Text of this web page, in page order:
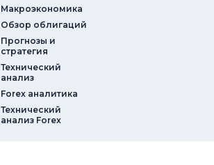
Макроэкономика
Обзор облигаций
Прогнозы и
стратегия
Технический
анализ
Forex аналитика
Технический
анализ Forex